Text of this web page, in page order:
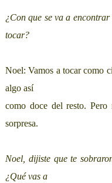
¿Con que se va a
tocar?
Noel: Vamos a tocar como
algo así
como doce del resto.
sorpresa.
Noel, dijiste que te
¿Qué vas a